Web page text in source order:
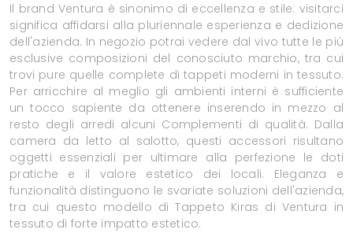
Il brand Ventura è sinonimo di eccellenza e stile: visitarci
significa affidarsi alla pluriennale esperienza e dedizione
dell'azienda. In negozio potrai vedere dal vivo tutte le più
esclusive composizioni del conosciuto marchio, tra cui
trovi pure quelle complete di tappeti moderni in tessuto.
Per arricchire al meglio gli ambienti interni è sufficiente
un tocco sapiente da ottenere inserendo in mezzo al
resto degli arredi alcuni Complementi di qualità. Dalla
camera da letto al salotto, questi accessori risultano
oggetti essenziali per ultimare alla perfezione le doti
pratiche e il valore estetico dei locali. Eleganza e
funzionalità distinguono le svariate soluzioni dell'azienda,
tra cui questo modello di Tappeto Kiras di Ventura in
tessuto di forte impatto estetico.